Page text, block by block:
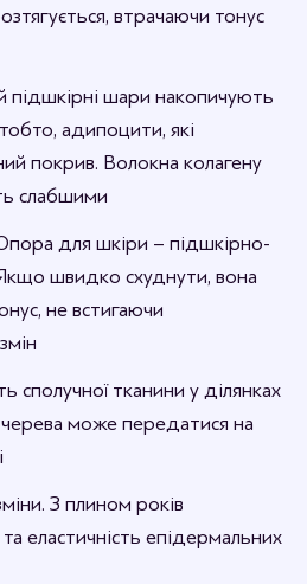
втрачаючи тонус
підшкірні шари накопичують
адипоцити, які
покрив. Волокна колагену
слабшими
для шкіри – підшкірно-
швидко схуднути, вона
не встигаючи
сполучної тканини у ділянках
черева може передатися на
З плином років
еластичність епідермальних